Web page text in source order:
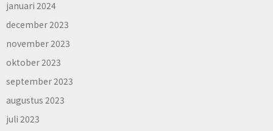
januari 2024
december 2023
november 2023
oktober 2023
september 2023
augustus 2023
juli 2023